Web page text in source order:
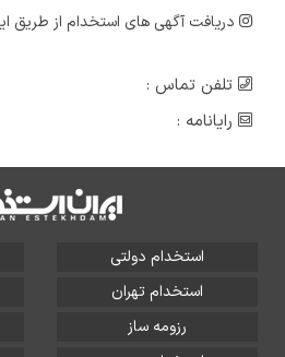
دریافت آگهی های استخدام از طریق
تلفن تماس :
رایانامه :
استخدام دولتی
استخدام تهران
رزومه ساز